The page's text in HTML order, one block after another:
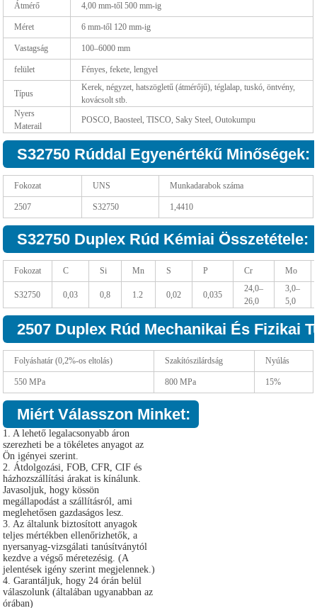
Átmérő 4,00 mm-től 500 mm-ig
Méret 6 mm-től 120 mm-ig
Vastagság 100–6000 mm
felület Fényes, fekete, lengyel
Típus
Kerek, négyzet, hatszögletű (átmérőjű), téglalap, tuskó, öntvény,
kovácsolt stb.
Nyers
Materail
POSCO, Baosteel, TISCO, Saky Steel, Outokumpu
S32750 Rúddal Egyenértékű Minőségek:
Fokozat UNS Munkadarabok száma
2507 S32750 1,4410
S32750 Duplex Rúd Kémiai Összetétele:
Fokozat C Si Mn S P Cr Mo
S32750 0,03 0,8 1.2 0,02 0,035
24,0–
26,0
3,0–
5,0
2507 Duplex Rúd Mechanikai És Fizikai
Folyáshatár (0,2%-os eltolás) Szakítószilárdság Nyúlás
550 MPa 800 MPa 15%
Miért Válasszon Minket:
1. A lehető legalacsonyabb áron
szerezheti be a tökéletes anyagot az
Ön igényei szerint.
2. Átdolgozási, FOB, CFR, CIF és
házhozszállítási árakat is kínálunk.
Javasoljuk, hogy kössön
megállapodást a szállításról, ami
meglehetősen gazdaságos lesz.
3. Az általunk biztosított anyagok
teljes mértékben ellenőrizhetők, a
nyersanyag-vizsgálati tanúsítványtól
kezdve a végső méretezésig. (A
jelentések igény szerint megjelennek.)
4. Garantáljuk, hogy 24 órán belül
válaszolunk (általában ugyanabban az
órában)